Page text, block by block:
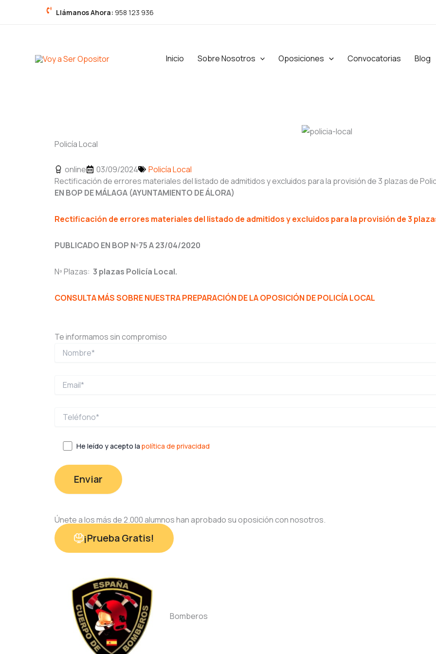
Llámanos Ahora: 958 123 936
Inicio Sobre Nosotros Oposiciones Convocatorias Blog
Policía Local
online 03/09/2024
Policía Local
Rectificación de errores materiales del listado de admitidos y excluidos para la provisión de 3 plazas de
EN BOP DE MÁLAGA (AYUNTAMIENTO DE ÁLORA)
Rectificación de errores materiales del listado de admitidos y excluidos para la provisión de 3
PUBLICADO EN BOP Nº75 A 23/04/2020
Nº Plazas: 3 plazas Policía Local.
CONSULTA MÁS SOBRE NUESTRA PREPARACIÓN DE LA OPOSICIÓN DE POLICÍA LOCAL
Te informamos sin compromiso
He leído y acepto lapolítica de privacidad
Únete a los más de 2.000 alumnos han aprobado su oposición con nosotros.
¡Prueba Gratis!
Bomberos